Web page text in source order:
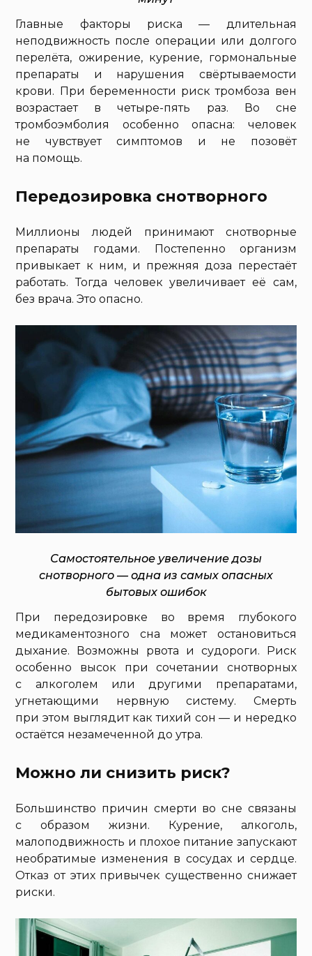
Главные факторы риска — длительная
неподвижность после операции или долгого
перелёта, ожирение, курение, гормональные
препараты и нарушения свёртываемости
крови. При беременности риск тромбоза вен
возрастает в четыре-пять раз. Во сне
тромбоэмболия особенно опасна: человек
не чувствует симптомов и не позовёт
на помощь.
Передозировка снотворного
Миллионы людей принимают снотворные
препараты годами. Постепенно организм
привыкает к ним, и прежняя доза перестаёт
работать. Тогда человек увеличивает её сам,
без врача. Это опасно.
Самостоятельное увеличение дозы
снотворного — одна из самых опасных
бытовых ошибок
При передозировке во время глубокого
медикаментозного сна может остановиться
дыхание. Возможны рвота и судороги. Риск
особенно высок при сочетании снотворных
с алкоголем или другими препаратами,
угнетающими нервную систему. Смерть
при этом выглядит как тихий сон — и нередко
остаётся незамеченной до утра.
Можно ли снизить риск?
Большинство причин смерти во сне связаны
с образом жизни. Курение, алкоголь,
малоподвижность и плохое питание запускают
необратимые изменения в сосудах и сердце.
Отказ от этих привычек существенно снижает
риски.